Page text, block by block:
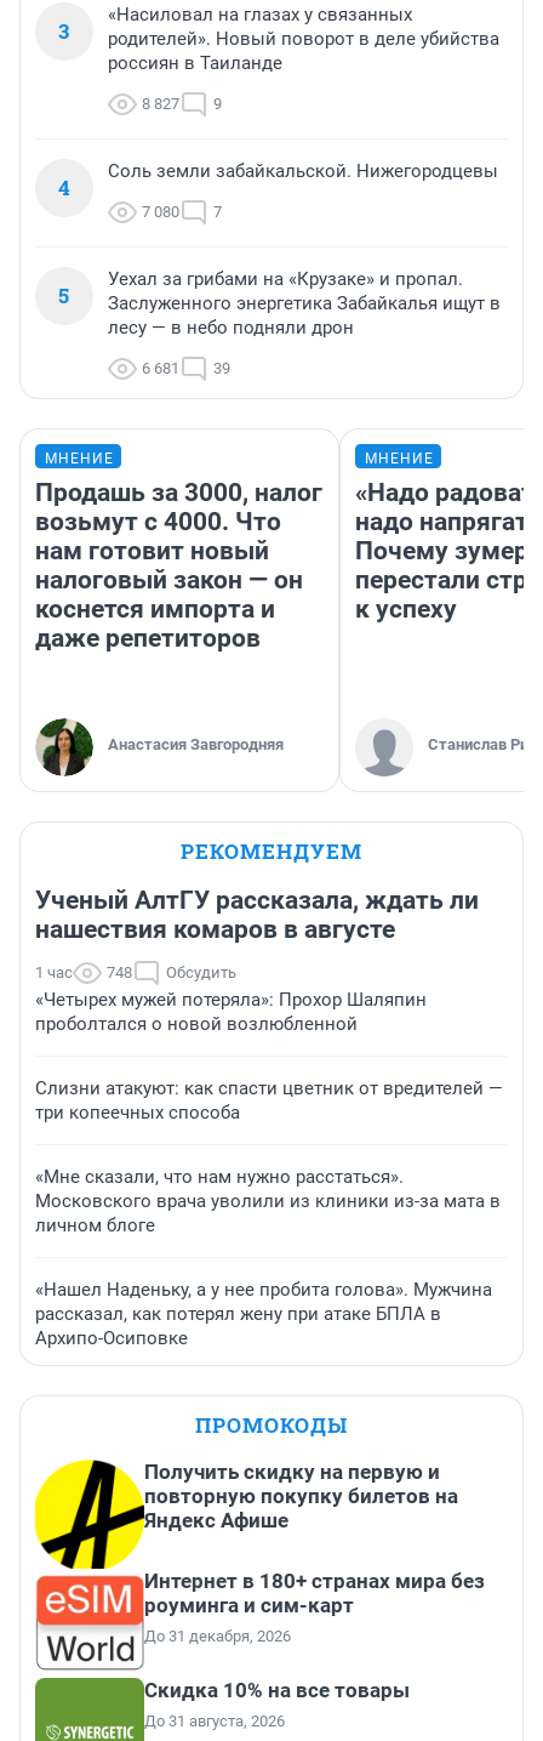
3
«Насиловал на глазах у связанных
родителей». Новый поворот в деле убийства
россиян в Таиланде
8 827 9
4
Соль земли забайкальской. Нижегородцевы
7 080 7
5
Уехал за грибами на «Крузаке» и пропал.
Заслуженного энергетика Забайкалья ищут в
лесу — в небо подняли дрон
6 681 39
МНЕНИЕ
Продашь за 3000, налог
возьмут с 4000. Что
нам готовит новый
налоговый закон — он
коснется импорта и
даже репетиторов
Анастасия Завгородняя
МНЕНИЕ
«Надо
надо
Почему
перестали
к успеху
Станислав
РЕКОМЕНДУЕМ
Ученый АлтГУ рассказала, ждать ли
нашествия комаров в августе
1 час 748 Обсудить
«Четырех мужей потеряла»: Прохор Шаляпин
проболтался о новой возлюбленной
Слизни атакуют: как спасти цветник от вредителей —
три копеечных способа
«Мне сказали, что нам нужно расстаться».
Московского врача уволили из клиники из-за мата в
личном блоге
«Нашел Наденьку, а у нее пробита голова». Мужчина
рассказал, как потерял жену при атаке БПЛА в
Архипо-Осиповке
ПРОМОКОДЫ
Получить скидку на первую и
повторную покупку билетов на
Яндекс Афише
Интернет в 180+ странах мира без
роуминга и сим-карт
До 31 декабря, 2026
Скидка 10% на все товары
До 31 августа, 2026